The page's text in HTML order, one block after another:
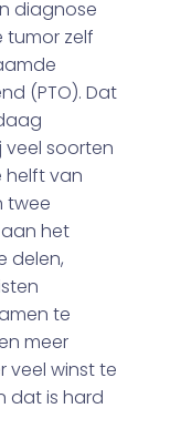
diagnose
tumor zelf
(PTO). Dat
veel soorten
helft van
twee
het
delen,
te
meer
veel winst te
dat is hard